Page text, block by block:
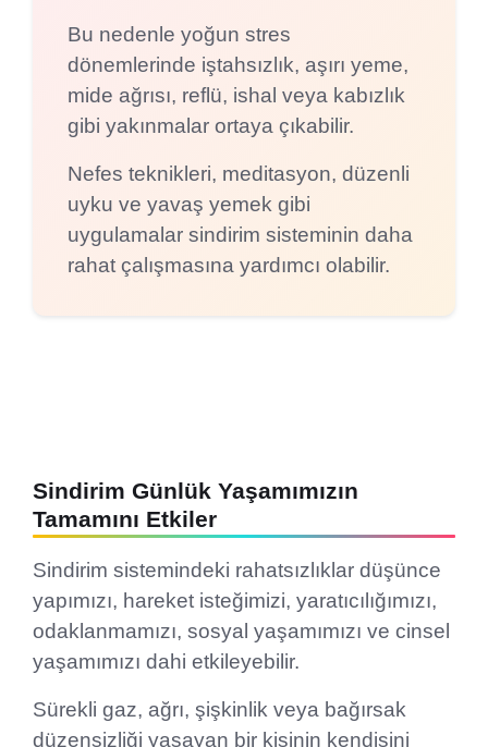
Bu nedenle yoğun stres
dönemlerinde iştahsızlık, aşırı yeme,
mide ağrısı, reflü, ishal veya kabızlık
gibi yakınmalar ortaya çıkabilir.
Nefes teknikleri, meditasyon, düzenli
uyku ve yavaş yemek gibi
uygulamalar sindirim sisteminin daha
rahat çalışmasına yardımcı olabilir.
Sindirim Günlük Yaşamımızın
Tamamını Etkiler
Sindirim sistemindeki rahatsızlıklar düşünce
yapımızı, hareket isteğimizi, yaratıcılığımızı,
odaklanmamızı, sosyal yaşamımızı ve cinsel
yaşamımızı dahi etkileyebilir.
Sürekli gaz, ağrı, şişkinlik veya bağırsak
düzensizliği yaşayan bir kişinin kendisini